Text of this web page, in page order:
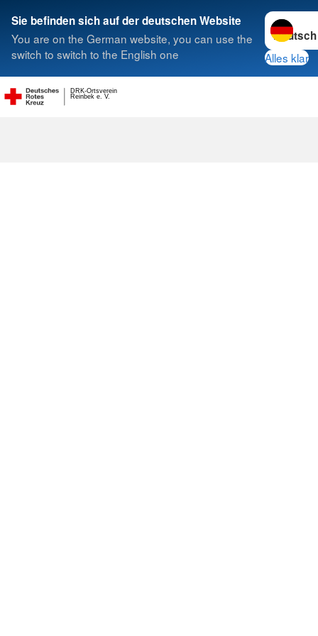
Sie befinden sich auf der deutschen Website
You are on the German website, you can use the
switch to switch to the English one
Sprache
Alles klar
Reinbek e. V.
DRK-Ortsverein
Suche